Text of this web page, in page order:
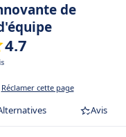
de
4.7
Réclamer cette page
Avis